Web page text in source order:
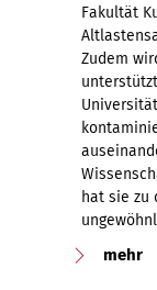
Fakultät
Zudem
hat sie zu
mehr